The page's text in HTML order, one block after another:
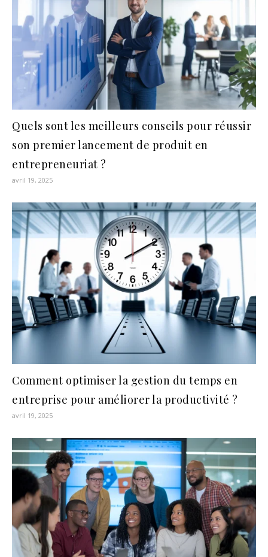
Quels sont les meilleurs conseils pour réussir
son premier lancement de produit en
entrepreneuriat ?
avril 19, 2025
Comment optimiser la gestion du temps en
entreprise pour améliorer la productivité ?
avril 19, 2025